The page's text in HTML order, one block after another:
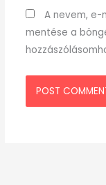
A nevem, e-
mentése a